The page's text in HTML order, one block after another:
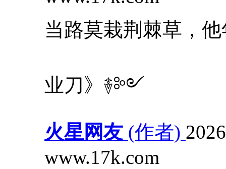
当路莫栽荆棘草，
业刀》࿈༻
火星网友 (作者)
www.17k.com